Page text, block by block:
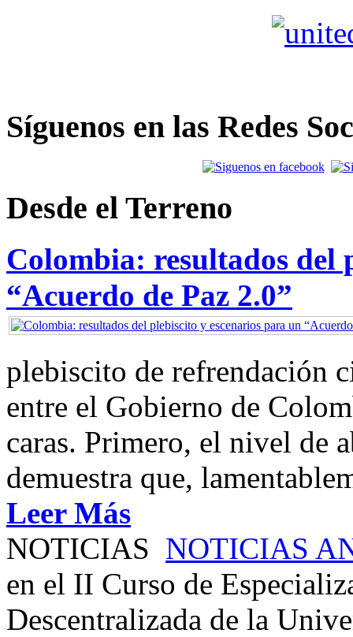
Síguenos en las Redes
Desde el Terreno
Colombia: resultados del
“Acuerdo de Paz 2.0”
plebiscito de refrendación
entre el Gobierno de
caras. Primero, el nivel de
demuestra que,
Leer Más
NOTICIAS NOTICIAS
en el II Curso de
Descentralizada de la